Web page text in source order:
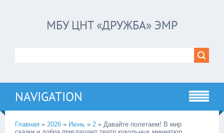
МБУ ЦНТ «ДРУЖБА» ЭМР
NAVIGATION
Главная » 2026 » Июнь » 2 » Давайте полетаем! В мир